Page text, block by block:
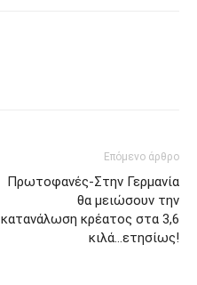
Επόμενο άρθρο
Πρωτοφανές-Στην Γερμανία
θα μειώσουν την
κατανάλωση κρέατος στα 3,6
κιλά…ετησίως!